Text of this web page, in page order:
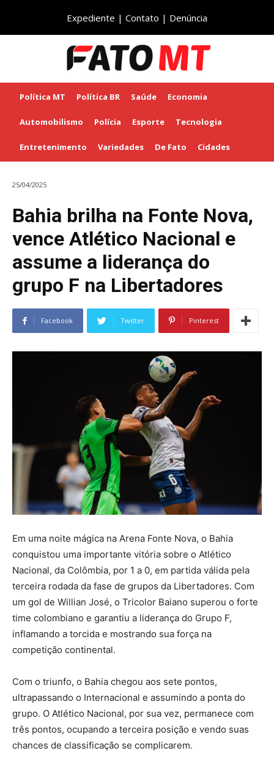
Expediente | Contato | Denúncia
Política MT Política BR Saúde Economia
Automobilismo Polícia Esporte Tecnologia
Entretenimento Variedades De Fato Cidades
25/04/2025
Bahia brilha na Fonte Nova,
vence Atlético Nacional e
assume a liderança do
grupo F na Libertadores
Facebook Twitter Pinterest
Em uma noite mágica na Arena Fonte Nova, o Bahia
conquistou uma importante vitória sobre o Atlético
Nacional, da Colômbia, por 1 a 0, em partida válida pela
terceira rodada da fase de grupos da Libertadores. Com
um gol de Willian José, o Tricolor Baiano superou o forte
time colombiano e garantiu a liderança do Grupo F,
inflamando a torcida e mostrando sua força na
competição continental.
Com o triunfo, o Bahia chegou aos sete pontos,
ultrapassando o Internacional e assumindo a ponta do
grupo. O Atlético Nacional, por sua vez, permanece com
três pontos, ocupando a terceira posição e vendo suas
chances de classificação se complicarem.